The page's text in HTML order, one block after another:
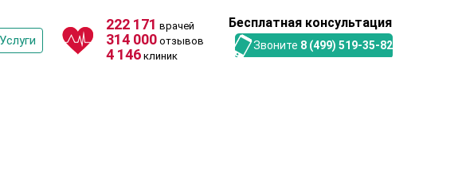
Услуги
222 171 врачей
314 000 отзывов
4 146 клиник
Бесплатная консультация
Звоните 8 (499) 519-35-82